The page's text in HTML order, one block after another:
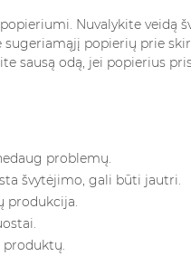
MEDIENOS
4223 peržiūros
gėlių ir...
Skaityti Daugiau
Nuvalykite veidą
sugeriamąjį popierių prie
sausą odą, jei popierius
problemų.
švytėjimo, gali būti jautri.
produkcija.